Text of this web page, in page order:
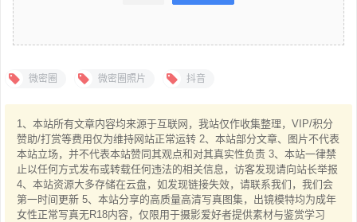
微密圈 微密圈照片 抖音
1、本站所有文章内容均来源于互联网，我站仅作收集整理，VIP/积分
赞助/打赏等费用仅为维持网站正常运转 2、本站部分文章、图片不代表
本站立场，并不代表本站赞同其观点和对其真实性负责 3、本站一律禁
止以任何方式发布或转载任何违法的相关信息，访客发现请向站长举报
4、本站资源大多存储在云盘，如发现链接失效，请联系我们，我们会
第一时间更新 5、本站分享的高质量高清写真图集，出镜模特均为成年
女性正常写真无R18内容，仅限用于摄影爱好者提供素材与鉴赏学习